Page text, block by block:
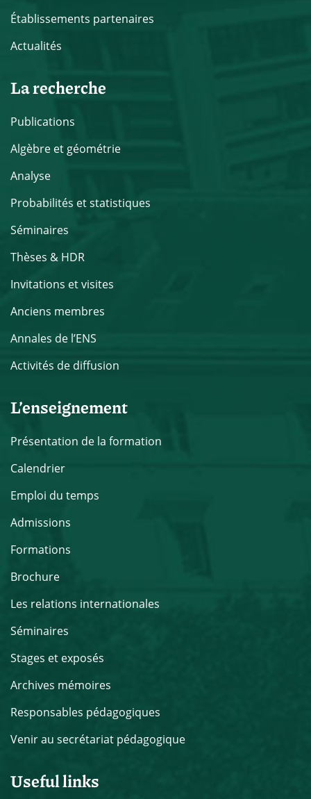
Établissements partenaires
Actualités
La recherche
Publications
Algèbre et géométrie
Analyse
Probabilités et statistiques
Séminaires
Thèses & HDR
Invitations et visites
Anciens membres
Annales de l’ENS
Activités de diffusion
L’enseignement
Présentation de la formation
Calendrier
Emploi du temps
Admissions
Formations
Brochure
Les relations internationales
Séminaires
Stages et exposés
Archives mémoires
Responsables pédagogiques
Venir au secrétariat pédagogique
Useful links